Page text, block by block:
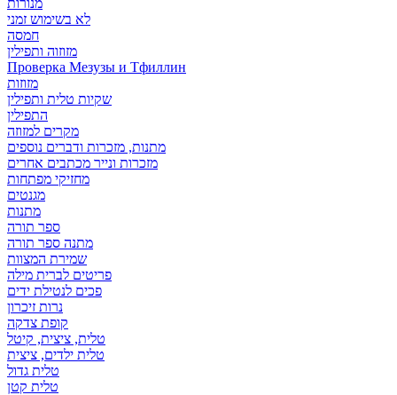
מנורות
לא בשימוש זמני
חמסה
מזוזוה ותפילין
Проверка Мезузы и Тфиллин
מזוזות
שקיות טלית ותפילין
התפילין
מקרים למזוזה
מתנות, מזכרות ודברים נוספים
מזכרות ונייר מכתבים אחרים
מחזיקי מפתחות
מגנטים
מתנות
ספר תורה
מתנה ספר תורה
שמירת המצוות
פריטים לברית מילה
פכים לנטילת ידים
נרות זיכרון
קופת צדקה
טלית, ציצית, קיטל
טלית ילדים, ציצית
טלית גדול
טלית קטן